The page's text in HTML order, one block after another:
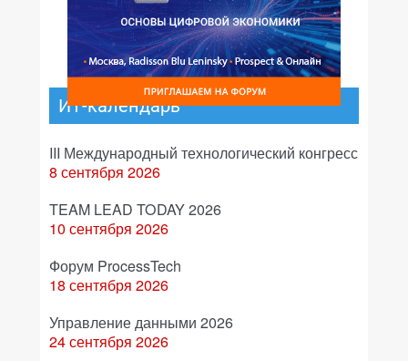
ИТ-календарь
III Международный технологический конгресс
8 сентября 2026
TEAM LEAD TODAY 2026
10 сентября 2026
Форум ProcessTech
18 сентября 2026
Управление данными 2026
24 сентября 2026